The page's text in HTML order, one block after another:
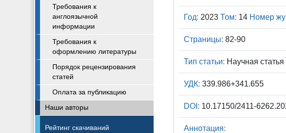
Требования к
англоязычной
информации
Требования к
оформлению литературы
Порядок рецензирования
статей
Оплата за публикацию
Наши авторы
Рейтинг скачиваний
Год: 2023Том: 14 Номер
Страницы: 82-90
Тип статьи: Научная статья
УДК: 339.986+341.655
DOI: 10.17150/2411-
Аннотация: